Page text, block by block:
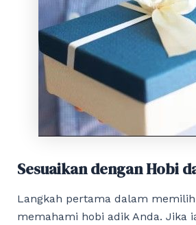
Sesuaikan dengan Hobi
Langkah pertama dalam
memahami hobi adik Anda. Jika